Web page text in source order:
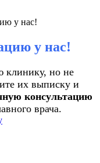
у нас!
клинику, но не
их выписку и
консультацию
врача.